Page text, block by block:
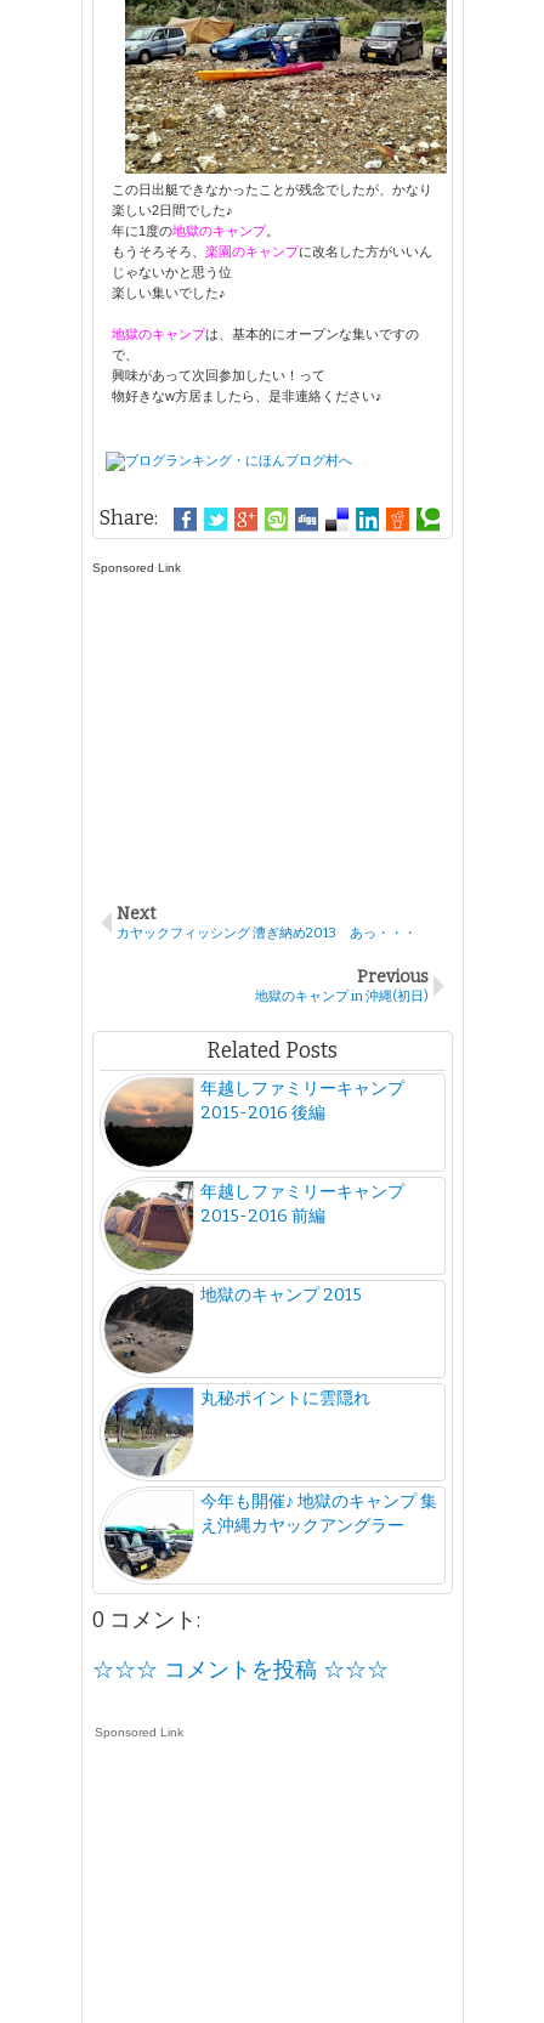
この日出艇できなかったことが残念でしたが、かなり
楽しい2日間でした♪
年に1度の地獄のキャンプ。
もうそろそろ、 楽園のキャンプに改名した方がいいん
じゃないかと思う位
楽しい集いでした♪
地獄のキャンプは、基本的にオープンな集いですの
で、
興味があって次回参加したい！って
物好きなw方居ましたら、是非連絡ください♪
Share:
Sponsored Link
Next
カヤックフィッシング 漕ぎ納め2013 あっ・・・
Previous
地獄のキャンプ in 沖縄(初日)
Related Posts
年越しファミリーキャンプ
2015-2016 後編
年越しファミリーキャンプ
2015-2016 前編
地獄のキャンプ 2015
丸秘ポイントに雲隠れ
今年も開催♪ 地獄のキャンプ 集
え沖縄カヤックアングラー
0 コメント:
☆☆☆ コメントを投稿 ☆☆☆
Sponsored Link